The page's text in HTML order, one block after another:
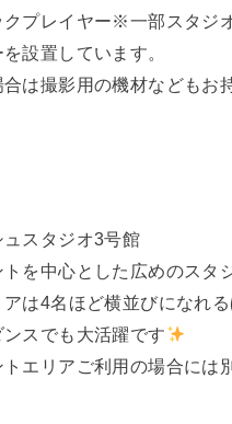
クプレイヤー※一部スタジ
設置しています。
は撮影用の機材などもお
スタジオ3号館
を中心とした広めのスタ
アは4名ほど横並びになれ
ンスでも大活躍です
エリアご利用の場合には